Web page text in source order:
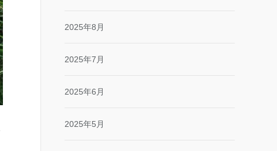
2025年8月
2025年7月
2025年6月
2025年5月